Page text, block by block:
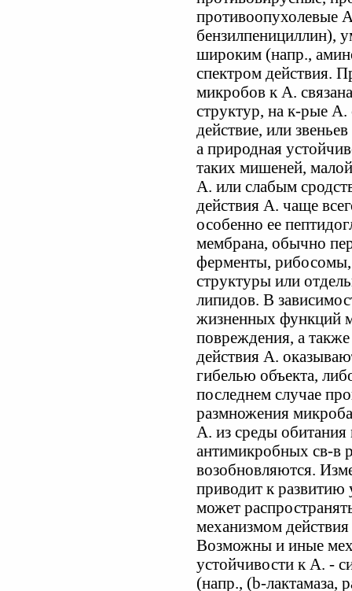
противоопухолевые
бензилпенициллин),
широким (напр.,
спектром действия.
микробов к А.
структур, на к-рые
действие, или
а природная
таких мишеней,
А. или слабым
действия А. чаще
особенно ее
мембрана, обычно
ферменты, рибосомы,
структуры или
липидов. В
жизненных функций
повреждения, а
действия А.
гибелью объекта,
последнем случае
размножения
А. из среды
антимикробных св-в
возобновляются.
приводит к
может
механизмом
Возможны и иные
устойчивости к А. -
(напр., (b-лактамаза,